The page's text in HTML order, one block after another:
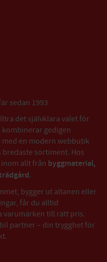
sedan 1993
det självklara valet för
kombinerar gedigen
en modern webbutik
sortiment. Hos
allt från byggmaterial,
.
bygger ut altanen eller
får du alltid
varumärken till rätt pris.
partner – din trygghet för